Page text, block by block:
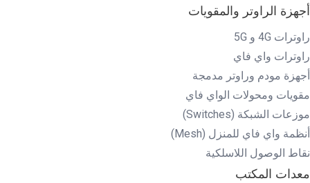
أجهزة الراوتر والمقويات
راوترات 4G و 5G
راوترات واي فاي
أجهزة مودم وراوتر مدمجة
مقويات ومحولات الواي فاي
موزعات الشبكة (Switches)
أنظمة واي فاي للمنزل (Mesh)
نقاط الوصول اللاسلكية
معدات المكتب